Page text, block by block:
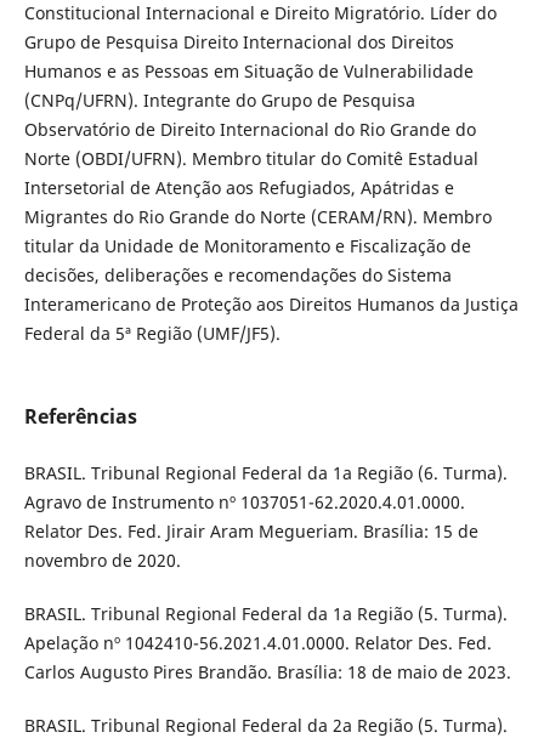
Constitucional Internacional e Direito Migratório. Líder do
Grupo de Pesquisa Direito Internacional dos Direitos
Humanos e as Pessoas em Situação de Vulnerabilidade
(CNPq/UFRN). Integrante do Grupo de Pesquisa
Observatório de Direito Internacional do Rio Grande do
Norte (OBDI/UFRN). Membro titular do Comitê Estadual
Intersetorial de Atenção aos Refugiados, Apátridas e
Migrantes do Rio Grande do Norte (CERAM/RN). Membro
titular da Unidade de Monitoramento e Fiscalização de
decisões, deliberações e recomendações do Sistema
Interamericano de Proteção aos Direitos Humanos da Justiça
Federal da 5ª Região (UMF/JF5).
Referências
BRASIL. Tribunal Regional Federal da 1a Região (6. Turma).
Agravo de Instrumento nº 1037051-62.2020.4.01.0000.
Relator Des. Fed. Jirair Aram Megueriam. Brasília: 15 de
novembro de 2020.
BRASIL. Tribunal Regional Federal da 1a Região (5. Turma).
Apelação nº 1042410-56.2021.4.01.0000. Relator Des. Fed.
Carlos Augusto Pires Brandão. Brasília: 18 de maio de 2023.
BRASIL. Tribunal Regional Federal da 2a Região (5. Turma).